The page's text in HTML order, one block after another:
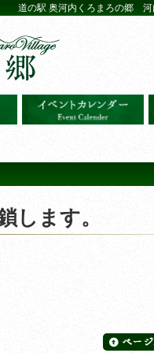
道の駅 奥河内くろまろの郷 河
します。